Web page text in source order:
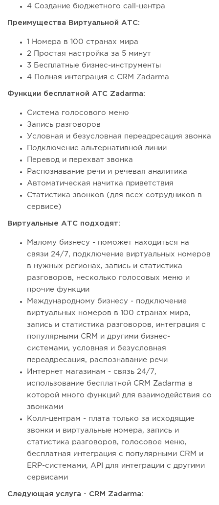
4 Создание бюджетного call-центра
Преимущества Виртуальной АТС:
1 Номера в 100 странах мира
2 Простая настройка за 5 минут
3 Бесплатные бизнес-инструменты
4 Полная интеграция с CRM Zadarma
Функции бесплатной ATC Zadarma:
Система голосового меню
Запись разговоров
Условная и безусловная переадресация звонка
Подключение альтернативной линии
Перевод и перехват звонка
Распознавание речи и речевая аналитика
Автоматическая начитка приветствия
Статистика звонков (для всех сотрудников в
сервисе)
Виртуальные АТС подходят:
Малому бизнесу - поможет находиться на
связи 24/7, подключение виртуальных номеров
в нужных регионах, запись и статистика
разговоров, несколько голосовых меню и
прочие функции
Международному бизнесу - подключение
виртуальных номеров в 100 странах мира,
запись и статистика разговоров, интеграция с
популярными CRM и другими бизнес-
системами, условная и безусловная
переадресация, распознавание речи
Интернет магазинам - связь 24/7,
использование бесплатной CRM Zadarma в
которой много функций для взаимодействия со
звонками
Колл-центрам - плата только за исходящие
звонки и виртуальные номера, запись и
статистика разговоров, голосовое меню,
бесплатная интеграция с популярными CRM и
ERP-системами, API для интеграции с другими
сервисами
Следующая услуга - CRM Zadarma: